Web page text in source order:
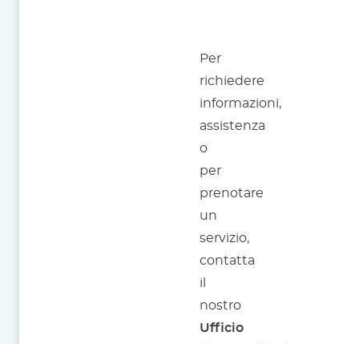
Per
richiedere
informazioni,
assistenza
o
per
prenotare
un
servizio,
contatta
il
nostro
Ufficio